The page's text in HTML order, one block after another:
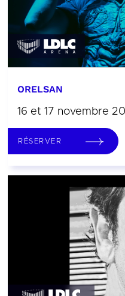
ORELSAN
16 et 17 novembre
RÉSERVER